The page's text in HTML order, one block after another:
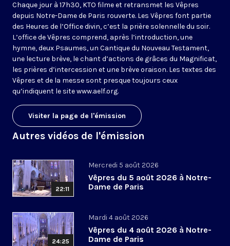
Chaque jour à 17h30, KTO filme et retransmet les Vêpres
depuis Notre-Dame de Paris rouverte. Les Vêpres font partie
des Heures de l’Office divin, c’est la prière solennelle du soir.
L’office de Vêpres comprend, après l’introduction, une
hymne, deux Psaumes, un Cantique du Nouveau Testament,
une lecture brève, le chant d’actions de grâces du Magnificat,
les prières d’intercession et une brève oraison. Les textes des
Vêpres et de la messe sont presque toujours ceux
qu’indiquent le sitewww.aelf.org.
Visiter la page de l'émission
Autres vidéos de l'émission
22:11
Mercredi 5 août 2026
Vêpres du 5 août 2026 à Notre-
Dame de Paris
24:25
Mardi 4 août 2026
Vêpres du 4 août 2026 à Notre-
Dame de Paris